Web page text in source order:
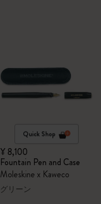
Quick Shop
¥ 8,100
Fountain Pen and Case
Moleskine x Kaweco
グリーン